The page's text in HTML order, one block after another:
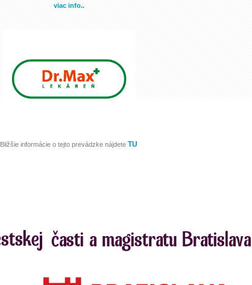
viac info..
Bližšie informácie o tejto prevádzke nájdete TU